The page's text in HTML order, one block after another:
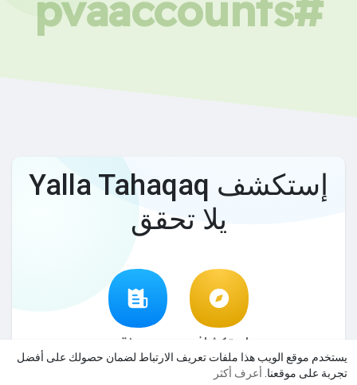
يستخدم موقع الويب هذا ملفات تعريف الارتباط لضمان حصولك على أفضل
تجربة على موقعنا. أعرف أكثر
إستكشف Yalla Tahaqaq
يلا تحقق
إستكشاف مدونة